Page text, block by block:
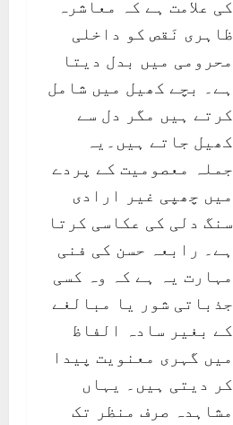
کی علامت ہے کہ معاشرہ
ظاہری نَقص کو داخلی
محرومی میں بدل دیتا
ہے۔ بچے کھیل میں شامل
کرتے ہیں مگر دل سے
کھیل جاتے ہیں۔یہ
جملہ معصومیت کے پردے
میں چھپی غیر ارادی
سنگ دلی کی عکاسی کرتا
ہے۔ رابعہ حسن کی فنی
مہارت یہ ہے کہ وہ کسی
جذباتی شور یا مبالغے
کے بغیر سادہ الفاظ
میں گہری معنویت پیدا
کر دیتی ہیں۔ یہاں
مشاہدہ صرف منظر تک